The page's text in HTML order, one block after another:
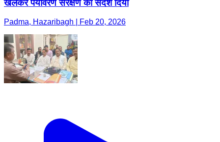
खेलकर पर्यावरण संरक्षण का संदेश दिया
Padma, Hazaribagh | Feb 20, 2026